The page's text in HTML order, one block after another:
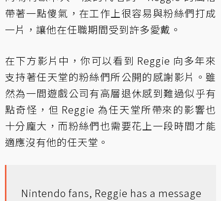
帶著一點傻氣，在工作上很容易與粉絲們打成
一片，讓他在任職期間受到許多愛戴。
在下方影片中，你可以看到 Reggie 向多年來
支持著任天堂的粉絲們所公開的感謝影片。雖
然為一間遊戲公司有高層退休感到難過似乎有
點奇怪，但 Reggie 為任天堂所帶來的影響也
十分龐大，而粉絲們也需要花上一段時間才能
適應沒有他的任天堂。
Nintendo fans, Reggie has a message